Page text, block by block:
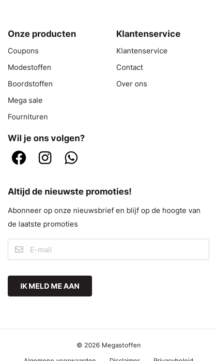
Onze producten
Coupons
Modestoffen
Boordstoffen
Mega sale
Fournituren
Klantenservice
Klantenservice
Contact
Over ons
Wil je ons volgen?
Altijd de nieuwste promoties!
Abonneer op onze nieuwsbrief en blijf op de hoogte van
de laatste promoties
IK MELD ME AAN
© 2026 Megastoffen